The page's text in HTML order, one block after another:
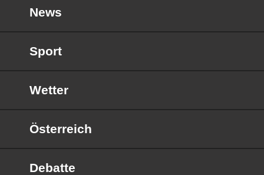
News
Sport
Wetter
Österreich
Debatte